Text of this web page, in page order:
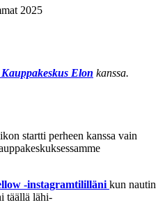
Kauppakeskus Elon kanssa.
startti perheen kanssa vain
-instagramtililläni kun nautin
täällä lähi-